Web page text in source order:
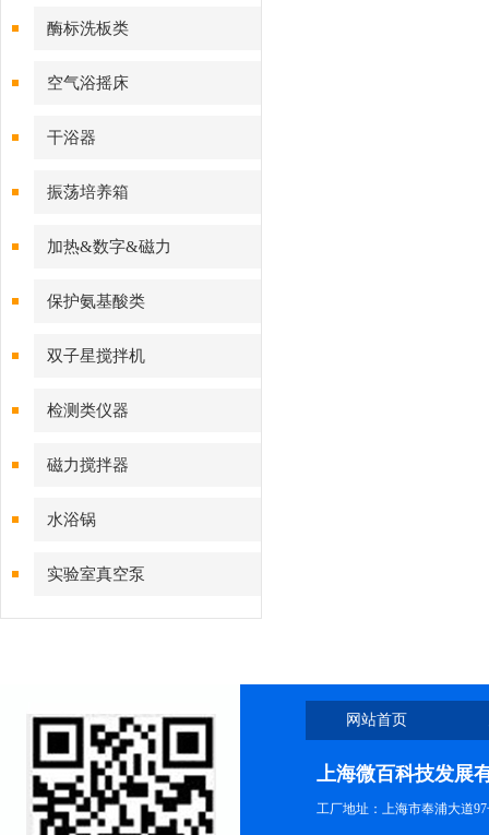
酶标洗板类
空气浴摇床
干浴器
振荡培养箱
加热&数字&磁力
保护氨基酸类
双子星搅拌机
检测类仪器
磁力搅拌器
水浴锅
实验室真空泵
网站首页
上海微百科技发展
工厂地址：上海市奉浦大道